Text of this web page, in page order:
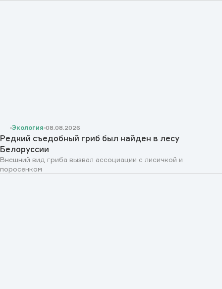
Экология 08.08.2026
Редкий съедобный гриб был найден в лесу
Белоруссии
Внешний вид гриба вызвал ассоциации с лисичкой и
поросенком